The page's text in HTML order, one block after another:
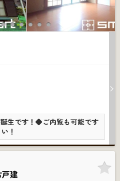
生です！◆ご内覧も可能です
！
建